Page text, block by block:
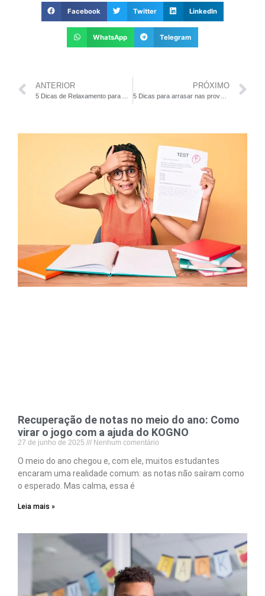
Facebook Twitter LinkedIn
WhatsApp Telegram
ANTERIOR PRÓXIMO
5 Dicas para arrasar nas provas finais
Recuperação de notas no meio do ano: Como
virar o jogo com a ajuda do KOGNO
27 de junho de 2025 Nenhum comentário
O meio do ano chegou e, com ele, muitos estudantes
encaram uma realidade comum: as notas não saíram como
o esperado. Mas calma, essa é
Leia mais »